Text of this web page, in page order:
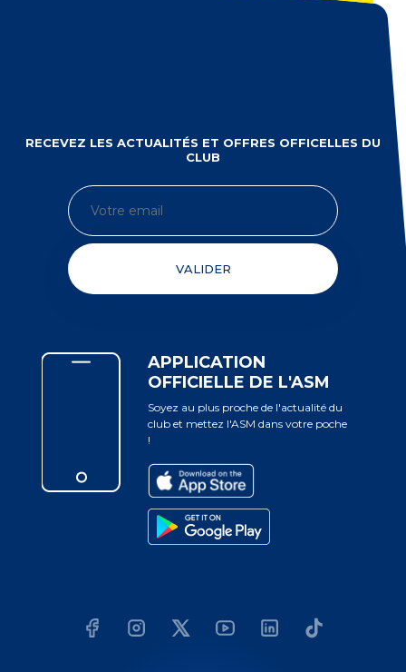
RECEVEZ LES ACTUALITÉS ET OFFRES OFFICELLES DU
CLUB
VALIDER
APPLICATION
OFFICIELLE DE L'ASM
Soyez au plus proche de l'actualité du
club et mettez l'ASM dans votre poche
!